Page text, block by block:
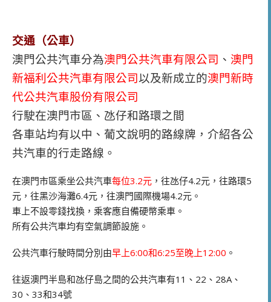
交通（公車）
澳門公共汽車分為澳門公共汽車有限公司 、 澳門
新福利公共汽車有限公司以及新成立的澳門新時
代公共汽車股份有限公司
行駛在澳門市區、氹仔和路環之間
各車站均有以中、葡文說明的路線牌，介紹各公
共汽車的行走路線。
在澳門市區乘坐公共汽車每位3.2元 ，往氹仔4.2元，往路環5
元，往黑沙海灘6.4元，往澳門國際機場4.2元。
車上不設零錢找換，乘客應自備硬幣乘車。
所有公共汽車均有空氣調節設施。
公共汽車行駛時間分別由早上6:00和6:25至晚上12:00 。
往返澳門半島和氹仔島之間的公共汽車有11、22、28A、
30、33和34號